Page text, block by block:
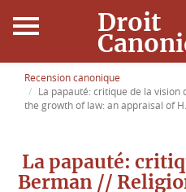
Droit
Accueil
Ressources
Recension canonique
La papauté: critique de la
the growth of law: an appraisal of
La papauté:
Berman //